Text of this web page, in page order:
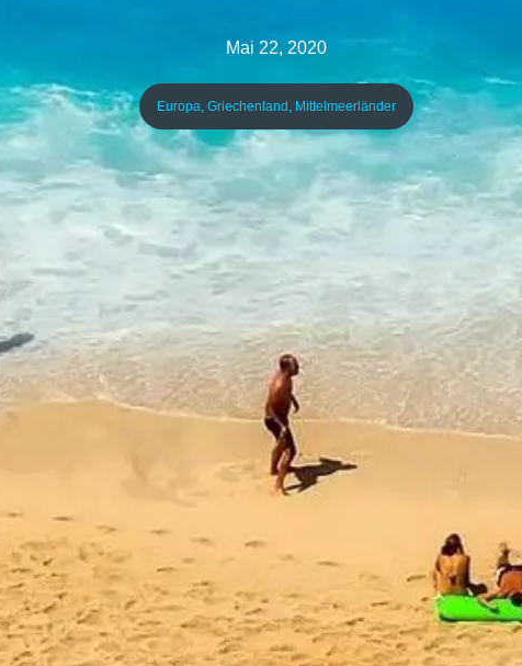
Mai 22, 2020
Europa, Griechenland , Mittelmeerländer